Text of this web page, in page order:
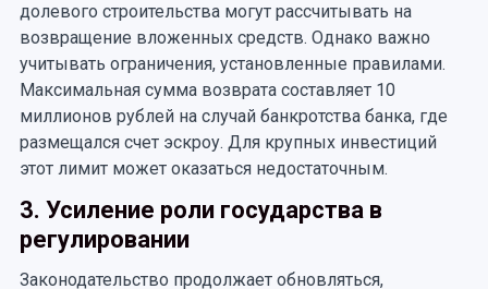
долевого строительства могут рассчитывать на
возвращение вложенных средств. Однако важно
учитывать ограничения, установленные правилами.
Максимальная сумма возврата составляет 10
миллионов рублей на случай банкротства банка, где
размещался счет эскроу. Для крупных инвестиций
этот лимит может оказаться недостаточным.
3. Усиление роли государства в
регулировании
Законодательство продолжает обновляться,